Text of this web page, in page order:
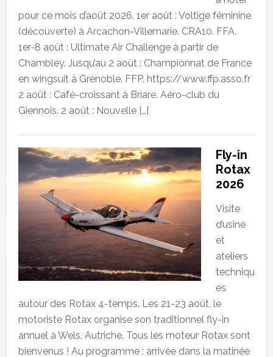
pour ce mois d’août 2026. 1er août : Voltige féminine
(découverte) à Arcachon-Villemarie. CRA10. FFA.
1er-8 août : Ultimate Air Challenge à partir de
Chambley. Jusqu’au 2 août : Championnat de France
en wingsuit à Grenoble. FFP. https://www.ffp.asso.fr
2 août : Café-croissant à Briare. Aéro-club du
Giennois. 2 août : Nouvelle […]
Fly-in
Rotax
2026
Visite
d’usine
et
ateliers
techniqu
es
autour des Rotax 4-temps. Les 21-23 août, le
motoriste Rotax organise son traditionnel fly-in
annuel à Wels, Autriche. Tous les moteur Rotax sont
bienvenus ! Au programme : arrivée dans la matinée